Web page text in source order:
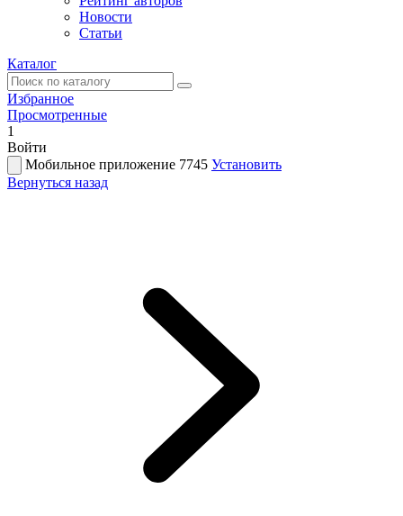
Новости
Статьи
Каталог
Избранное
Просмотренные
1
Войти
Мобильное приложение 7745 Установить
Вернуться назад